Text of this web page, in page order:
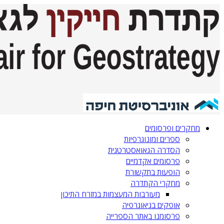
מחקרים ופרסומים
ספרים ומונוגרפיות
הסדרה הגאואסטרטגית‎‎
פרסומים אקדמיים
הופעות בתקשורת
מחקרי הקתדרה
מעורבות המעצמות במזרח התיכון
אופקים בגיאוגרפיה
פרסומנו באתר הספרייה